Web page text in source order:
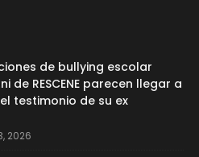
de bullying escolar
de RESCENE parecen llegar a
testimonio de su ex
2026